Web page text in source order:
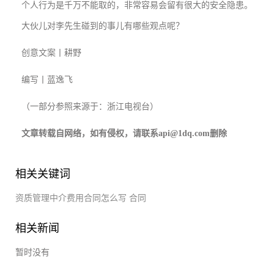
个人行为是千万不能取的，非常容易会留有很大的安全隐患。
大伙儿对李先生碰到的事儿有哪些观点呢？
创意文案丨耕野
编写丨蓝逸飞
（一部分参照来源于：浙江电视台）
文章转载自网络，如有侵权，请联系api@1dq.com删除
相关关键词
资质管理中介费用合同怎么写 合同
相关新闻
暂时没有